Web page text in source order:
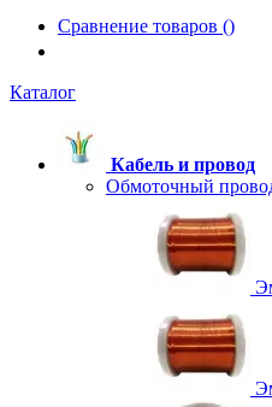
Сравнение товаров ()
Каталог
Кабель и провод
Обмоточный